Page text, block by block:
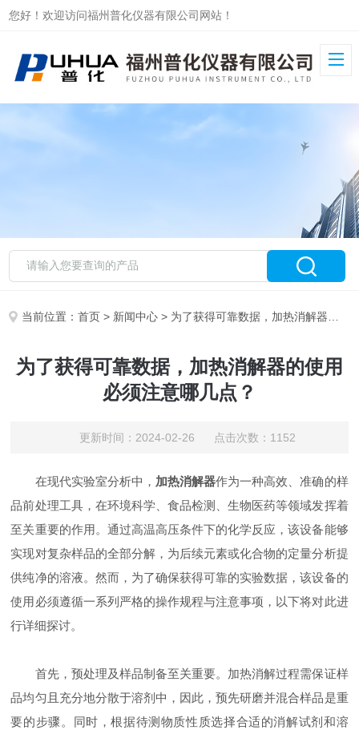
您好！欢迎访问福州普化仪器有限公司网站！
当前位置：首页 > 新闻中心 > 为了获得可靠数据，加热消解器的使用必须注意哪几点？
为了获得可靠数据，加热消解器的使用
必须注意哪几点？
更新时间：2024-02-26 点击次数：1152
在现代实验室分析中， 加热消解器作为一种高效、准确的样
品前处理工具，在环境科学、食品检测、生物医药等领域发挥着
至关重要的作用。通过高温高压条件下的化学反应，该设备能够
实现对复杂样品的全部分解，为后续元素或化合物的定量分析提
供纯净的溶液。然而，为了确保获得可靠的实验数据，该设备的
使用必须遵循一系列严格的操作规程与注意事项，以下将对此进
行详细探讨。
首先，预处理及样品制备至关重要。加热消解过程需保证样
品均匀且充分地分散于溶剂中，因此，预先研磨并混合样品是重
要的步骤。同时，根据待测物质性质选择合适的消解试剂和溶